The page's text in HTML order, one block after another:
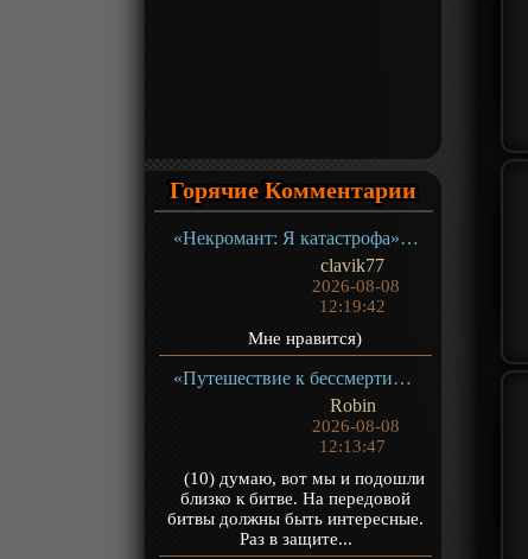
Горячие Комментарии
«Некромант: Я катастрофа» ТВ-1
clavik77
2026-08-08
12:19:42
Мне нравится)
«Путешествие к бессмертию 5» ТВ-5
Robin
2026-08-08
12:13:47
(10) думаю, вот мы и подошли
близко к битве. На передовой
битвы должны быть интересные.
Раз в защите...